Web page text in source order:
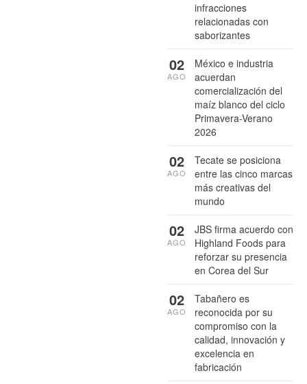
infracciones
relacionadas con
saborizantes
México e industria
acuerdan
comercialización del
maíz blanco del ciclo
Primavera-Verano
2026
02
AGO
Tecate se posiciona
entre las cinco marcas
más creativas del
mundo
02
AGO
JBS firma acuerdo con
Highland Foods para
reforzar su presencia
en Corea del Sur
02
AGO
Tabañero es
reconocida por su
compromiso con la
calidad, innovación y
excelencia en
fabricación
02
AGO